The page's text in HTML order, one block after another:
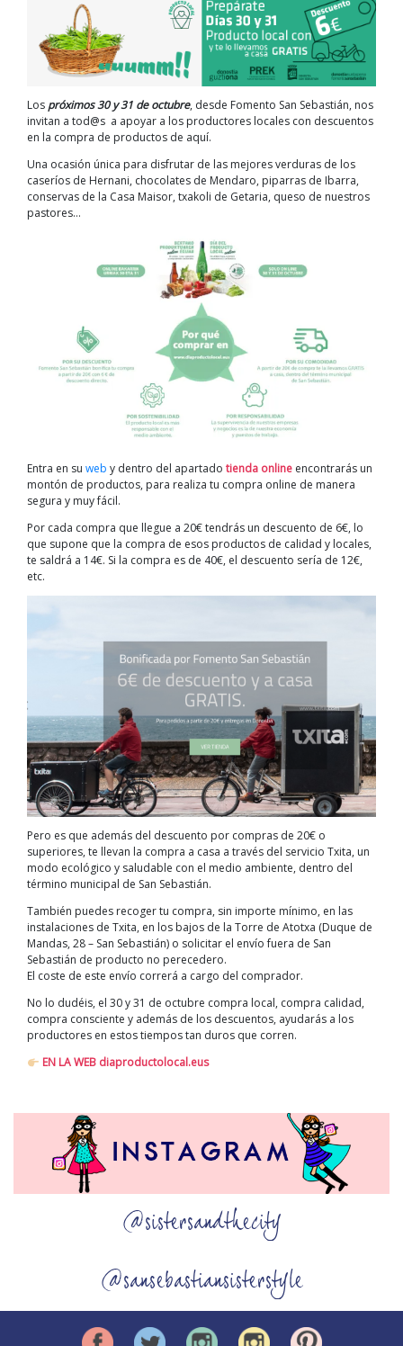
Los próximos 30 y 31 de octubre, desde Fomento San Sebastián, nos
invitan a tod@s a apoyar a los productores locales con descuentos
en la compra de productos de aquí.
Una ocasión única para disfrutar de las mejores verduras de los
caseríos de Hernani, chocolates de Mendaro, piparras de Ibarra,
conservas de la Casa Maisor, txakoli de Getaria, queso de nuestros
pastores…
Entra en su web y dentro del apartado tienda online encontrarás un
montón de productos, para realiza tu compra online de manera
segura y muy fácil.
Por cada compra que llegue a 20€ tendrás un descuento de 6€, lo
que supone que la compra de esos productos de calidad y locales,
te saldrá a 14€. Si la compra es de 40€, el descuento sería de 12€,
etc.
Pero es que además del descuento por compras de 20€ o
superiores, te llevan la compra a casa a través del servicio Txita, un
modo ecológico y saludable con el medio ambiente, dentro del
término municipal de San Sebastián.
También puedes recoger tu compra, sin importe mínimo, en las
instalaciones de Txita, en los bajos de la Torre de Atotxa (Duque de
Mandas, 28 – San Sebastián) o solicitar el envío fuera de San
Sebastián de producto no perecedero.
El coste de este envío correrá a cargo del comprador.
No lo dudéis, el 30 y 31 de octubre compra local, compra calidad,
compra consciente y además de los descuentos, ayudarás a los
productores en estos tiempos tan duros que corren.
EN LA WEB diaproductolocal.eus
@sistersandthecity
@sansebastiansisterstyle